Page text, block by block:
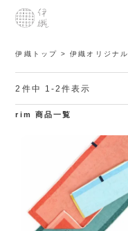
伊織トップ 伊織オリジナル
2 件中 1 -2件表示
rim 商品一覧